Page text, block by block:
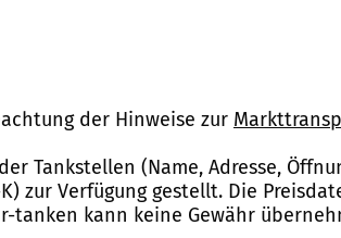
der Hinweise zur
Tankstellen (Name, Adresse,
zur Verfügung gestellt. Die
tanken kann keine Gewähr